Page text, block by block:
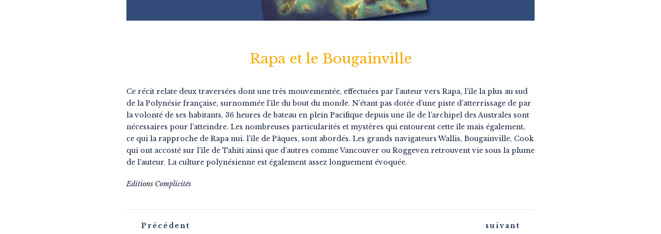
Rapa et le Bougainville
Ce récit relate deux traversées dont une très mouvementée, effectuées par l’auteur vers Rapa, l’île la plus au sud
de la Polynésie française, surnommée l’île du bout du monde. N’étant pas dotée d’une piste d’atterrissage de par
la volonté de ses habitants, 36 heures de bateau en plein Pacifique depuis une île de l’archipel des Australes sont
nécessaires pour l’atteindre. Les nombreuses particularités et mystères qui entourent cette île mais également,
ce qui la rapproche de Rapa nui. l’île de Pâques, sont abordés. Les grands navigateurs Wallis, Bougainville, Cook
qui ont accosté sur l’île de Tahiti ainsi que d’autres comme Vancouver ou Roggeven retrouvent vie sous la plume
de l’auteur. La culture polynésienne est également assez longuement évoquée.
Editions Complicités
Précédent suivant